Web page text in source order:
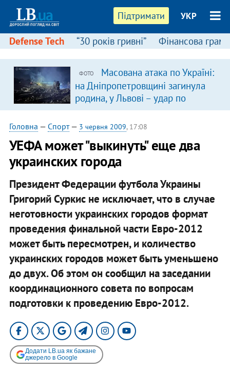
Підтримати УКР
Defense Tech “30 років гривні” Фінансова
ФОТО
Масована атака по Україні:
на Дніпропетровщині загинула
родина, у Львові – удар по
багатоповерхівках
(доповнюється)
Головна — Спорт— 3 червня 2009, 17:08
УЕФА может "выкинуть" еще два
украинских города
Президент Федерации футбола Украины
Григорий Суркис не исключает, что в случае
неготовности украинских городов формат
проведения финальной части Евро-2012
может быть пересмотрен, и количество
украинских городов может быть уменьшено
до двух. Об этом он сообщил на заседании
координационного совета по вопросам
подготовки к проведению Евро-2012.
Додати LB.ua як бажане
джерело в Google